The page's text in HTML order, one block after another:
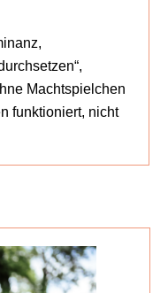
Machtspielchen
funktioniert, nicht